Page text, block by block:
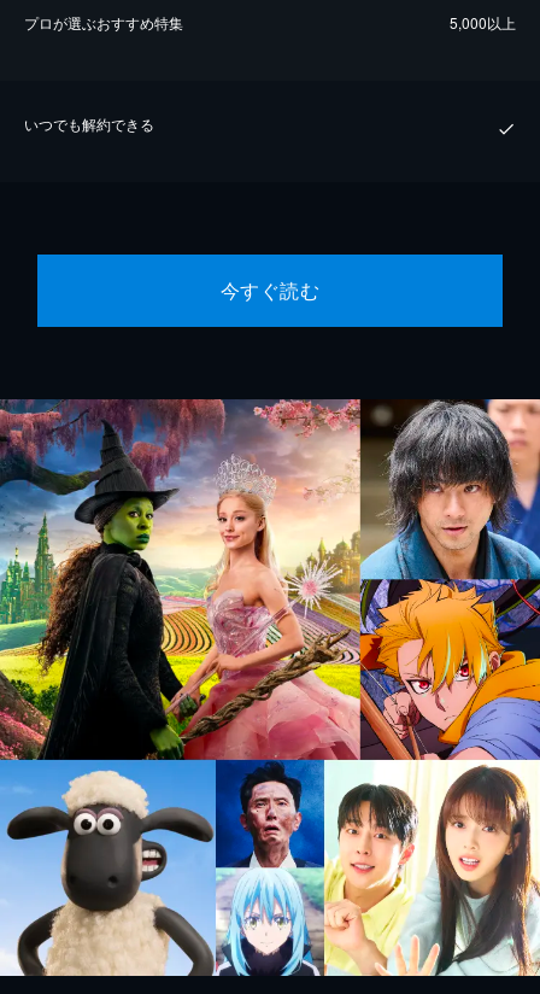
プロが選ぶおすすめ特集 5,000以上
いつでも解約できる
今すぐ読む